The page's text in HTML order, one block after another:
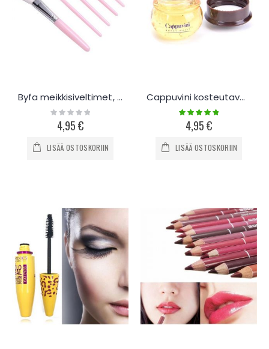
Byfa meikkisiveltimet, 5 kappaleen setti
Rating:
0%4,95 €
LISÄÄ OSTOSKORIIN
Cappuvini kosteutava huulirasva
Rating:
100%
4,95 €
LISÄÄ OSTOSKORIIN